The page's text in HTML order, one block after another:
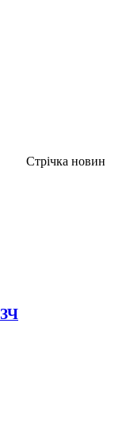
Стрічка новин